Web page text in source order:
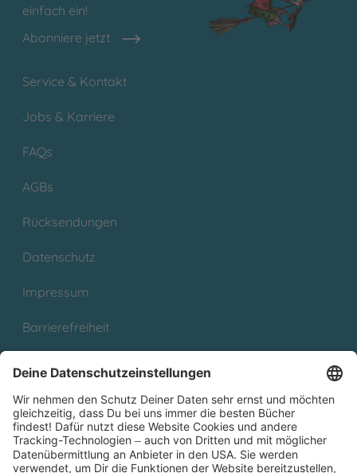
einfach ein!
Abonniere jetzt
Service & Kontakt
Jobs & Karriere
FAQs
AGBs
Rücksendungen
Datenschutz
Impressum
Barrierefreiheit
Partnerprogramm (Affiliate)
Folge uns auf